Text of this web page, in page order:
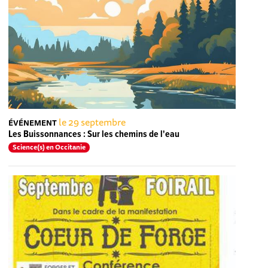
ÉVÉNEMENT le 29 septembre
Les Buissonnances : Sur les chemins de l'eau
Science(s) en Occitanie